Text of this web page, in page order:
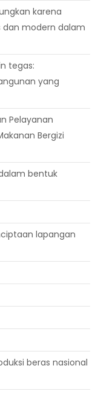
karena
dan modern dalam
tegas:
yang
Pelayanan
Bergizi
bentuk
lapangan
beras nasional